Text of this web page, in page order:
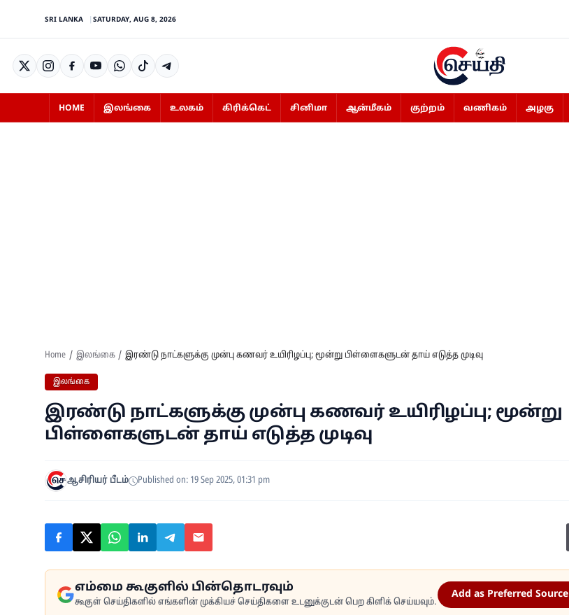
SRI LANKA SATURDAY, AUG 8, 2026
HOME இலங்கை உலகம் கிரிக்கெட் சினிமா ஆன்மீகம் குற்றம் வணிகம் அழகு
Home இலங்கை இரண்டு நாட்களுக்கு முன்பு கணவர் உயிரிழப்பு; மூன்று பிள்ளைகளுடன் தாய் எடுத்த முடிவு
இலங்கை
இரண்டு நாட்களுக்கு முன்பு கணவர் உயிரிழப்பு; மூன்று
பிள்ளைகளுடன் தாய் எடுத்த முடிவு
ஆசிரியர் பீடம் Published on: 19 Sep 2025, 01:31 pm
எம்மை கூகுளில் பின்தொடரவும்
கூகுள் செய்திகளில் எங்களின் முக்கியச் செய்திகளை உடனுக்குடன் பெற கிளிக் செய்யவும்.
Add as Preferred Source